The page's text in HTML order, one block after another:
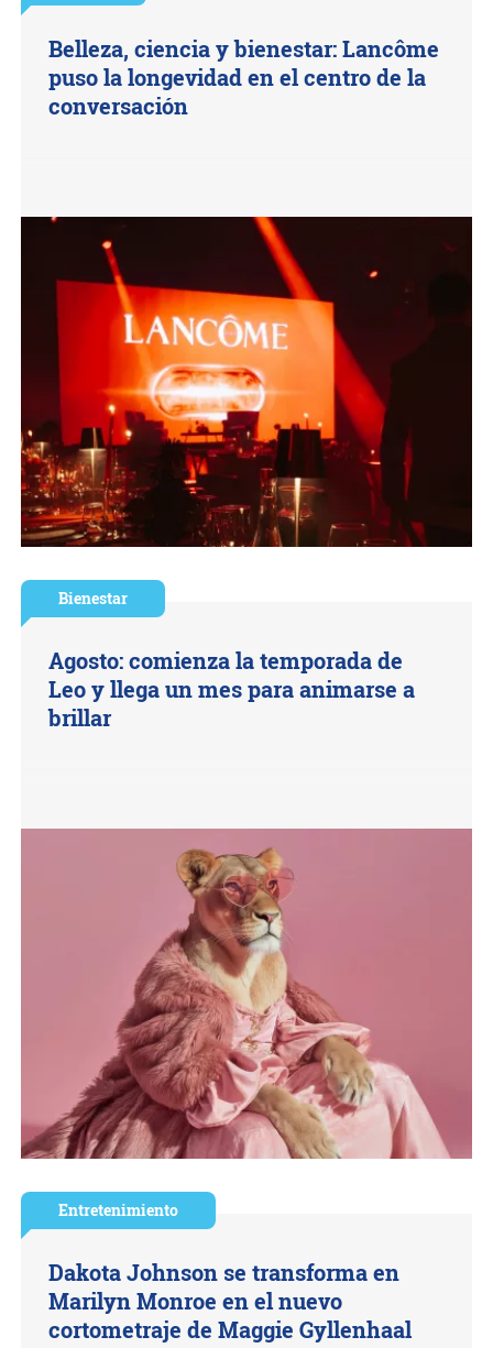
Belleza, ciencia y bienestar: Lancôme
puso la longevidad en el centro de la
conversación
Bienestar
Agosto: comienza la temporada de
Leo y llega un mes para animarse a
brillar
Entretenimiento
Dakota Johnson se transforma en
Marilyn Monroe en el nuevo
cortometraje de Maggie Gyllenhaal